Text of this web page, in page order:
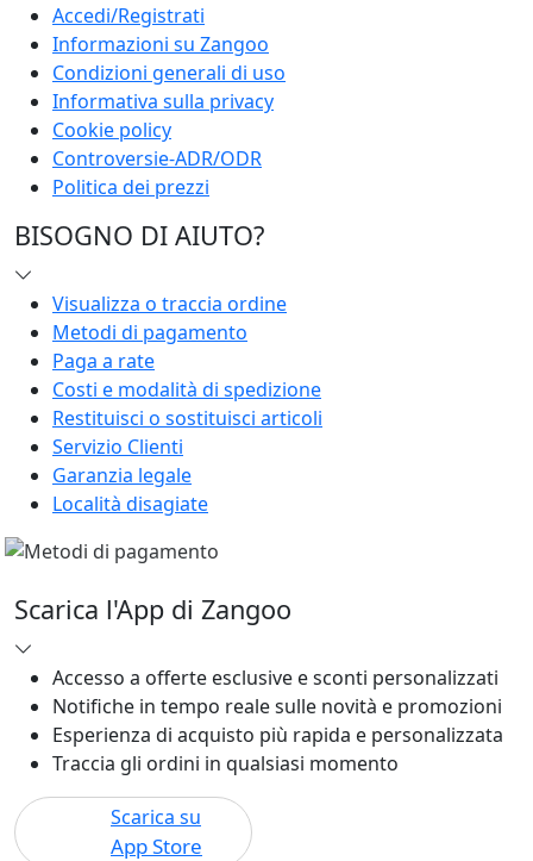
Accedi/Registrati
Informazioni su Zangoo
Condizioni generali di uso
Informativa sulla privacy
Cookie policy
Controversie-ADR/ODR
Politica dei prezzi
BISOGNO DI AIUTO?
Visualizza o traccia ordine
Metodi di pagamento
Paga a rate
Costi e modalità di spedizione
Restituisci o sostituisci articoli
Servizio Clienti
Garanzia legale
Località disagiate
Scarica l'App di Zangoo
Accesso a offerte esclusive e sconti personalizzati
Notifiche in tempo reale sulle novità e promozioni
Esperienza di acquisto più rapida e personalizzata
Traccia gli ordini in qualsiasi momento
Scarica su
App Store